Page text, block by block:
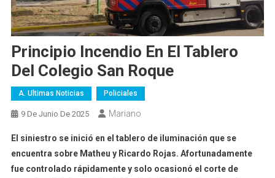
Principio Incendio En El Tablero
Del Colegio San Roque
A. Ultimas Noticias Policiales
9 De Junio De 2025 Mariano
El siniestro se inició en el tablero de iluminación que se
encuentra sobre Matheu y Ricardo Rojas. Afortunadamente
fue controlado rápidamente y solo ocasionó el corte de